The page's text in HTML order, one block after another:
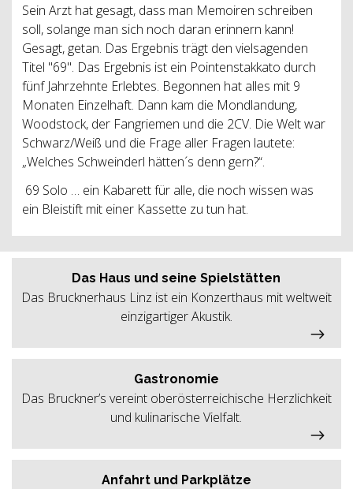
Sein Arzt hat gesagt, dass man Memoiren schreiben
soll, solange man sich noch daran erinnern kann!
Gesagt, getan. Das Ergebnis trägt den vielsagenden
Titel "69". Das Ergebnis ist ein Pointenstakkato durch
fünf Jahrzehnte Erlebtes. Begonnen hat alles mit 9
Monaten Einzelhaft. Dann kam die Mondlandung,
Woodstock, der Fangriemen und die 2CV. Die Welt war
Schwarz/Weiß und die Frage aller Fragen lautete:
„Welches Schweinderl hätten´s denn gern?“.
69 Solo … ein Kabarett für alle, die noch wissen was
ein Bleistift mit einer Kassette zu tun hat.
Das Haus und seine Spielstätten
Das Brucknerhaus Linz ist ein Konzerthaus mit weltweit
einzigartiger Akustik.
Gastronomie
Das Bruckner’s vereint oberösterreichische Herzlichkeit
und kulinarische Vielfalt.
Anfahrt und Parkplätze